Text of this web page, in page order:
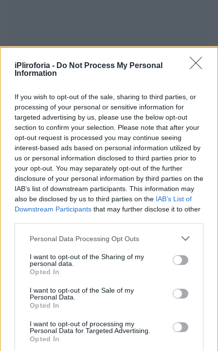
iPliroforia - Do Not Process My Personal
Information
If you wish to opt-out of the sale, sharing to third parties, or
processing of your personal or sensitive information for
targeted advertising by us, please use the below opt-out
section to confirm your selection. Please note that after your
opt-out request is processed you may continue seeing
interest-based ads based on personal information utilized by
us or personal information disclosed to third parties prior to
your opt-out. You may separately opt-out of the further
disclosure of your personal information by third parties on the
IAB’s list of downstream participants. This information may
also be disclosed by us to third parties on the IAB’s List of
Downstream Participants that may further disclose it to other
Personal Data Processing Opt Outs
I want to opt-out of the Sharing of my
personal data.
Opted In
I want to opt-out of the Sale of my
Personal Data.
Opted In
I want to opt-out of processing my
Personal Data for Targeted Advertising.
Opted In
Australia (JATWC):
https://t.co/nQv1mqiUcc
Indonesia (InaTEWS):
https://t.co/3I4n1b3j6v
India (INCOIS):
https://t.co/CvfRc2DUyF